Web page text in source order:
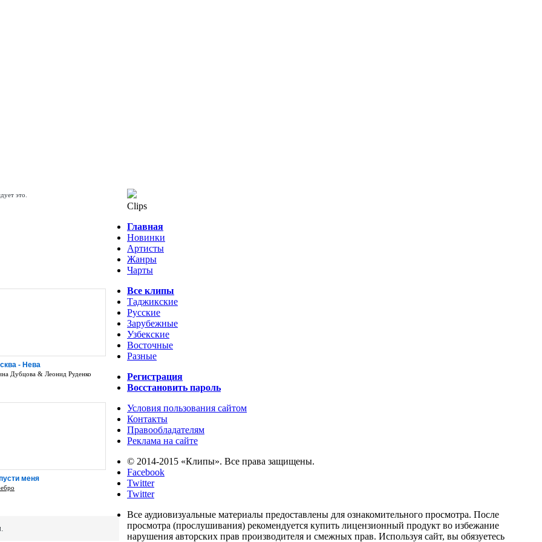
это.
шоу-бизнеса и их
- Нева
Дубцова & Леонид Руденко
меня
Clips
Главная
Новинки
Артисты
Жанры
Чарты
Все клипы
Таджикские
Русские
Зарубежные
Узбекские
Восточные
Разные
Регистрация
Восстановить пароль
Условия пользования сайтом
Контакты
Правообладателям
Реклама на сайте
© 2014-2015 «Клипы». Все права защищены.
Facebook
Twitter
Twitter
Все аудиовизуальные материалы предоставлены для ознакомительного просмотра. После
просмотра (прослушивания) рекомендуется купить лицензионный продукт во избежание
нарушения авторских прав производителя и смежных прав. Используя сайт, вы обязуетесь